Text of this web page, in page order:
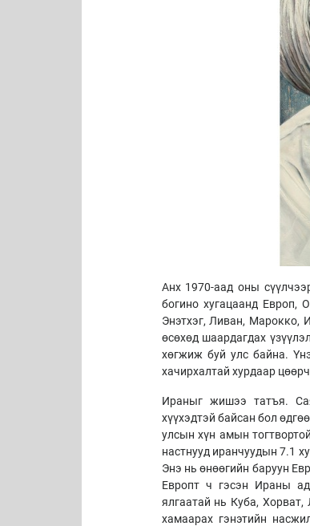
Анх 1970-аад оны
богино хугацаанд Европ,
Энэтхэг, Ливан, Марокко,
өсөхөд шаардагдах
хөгжиж буй улс байна.
хачирхалтай хурдаар
Ираныг жишээ татъя.
хүүхэдтэй байсан бол
улсын хүн амын
настнууд иранчуудын 7.1
Энэ нь өнөөгийн баруун
Европт ч гэсэн Ираны
ялгаатай нь Куба,
хамаарах гэнэтийн